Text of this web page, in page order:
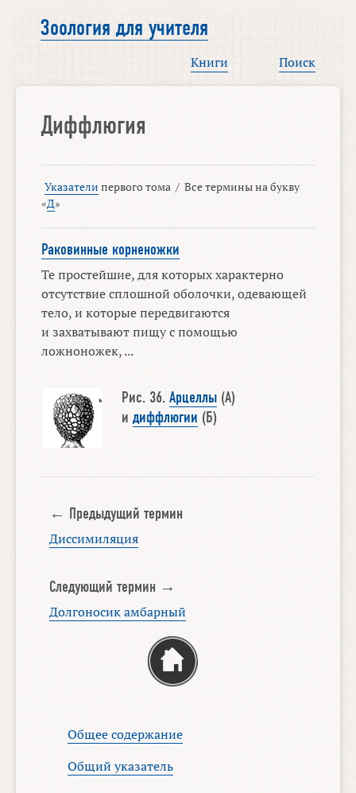
Зоология для учителя
Книги Поиск
Диффлюгия
Указатели первого тома / Все термины на букву
«Д»
Раковинные корненожки
Те простейшие, для которых характерно
отсутствие сплошной оболочки, одевающей
тело, и которые передвигаются
и захватывают пищу с помощью
ложноножек, ...
Рис. 36. Арцеллы(А)
и диффлюгии (Б)
← Предыдущий термин
Диссимиляция
Следующий термин →
Долгоносик амбарный
Общее содержание
Общий указатель